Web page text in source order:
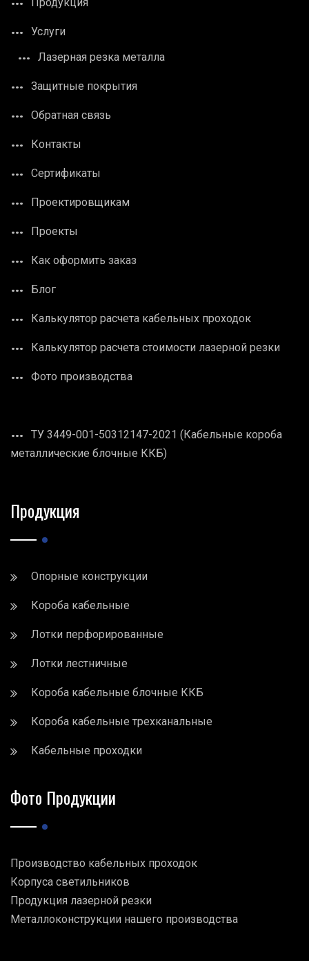
Продукция
Услуги
Лазерная резка металла
Защитные покрытия
Обратная связь
Контакты
Сертификаты
Проектировщикам
Проекты
Как оформить заказ
Блог
Калькулятор расчета кабельных проходок
Калькулятор расчета стоимости лазерной резки
Фото производства
ТУ 3449-001-50312147-2021 (Кабельные короба
металлические блочные ККБ)
Продукция
Опорные конструкции
Короба кабельные
Лотки перфорированные
Лотки лестничные
Короба кабельные блочные ККБ
Короба кабельные трехканальные
Кабельные проходки
Фото Продукции
Производство кабельных проходок
Корпуса светильников
Продукция лазерной резки
Металлоконструкции нашего производства